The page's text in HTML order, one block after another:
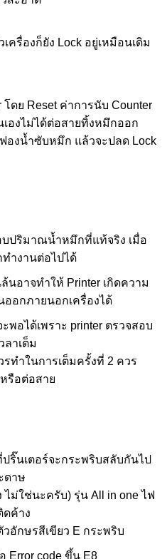
ครื่องก็ยัง Lock อยู่เหมือนเดิม
โดย Reset ค่าการนับ Counter
องไม่ได้ต่อสายทิ้งหมึกออก
องน้ำซับหมึก แล้วจะปลด Lock
บปริมาณน้ำหมึกที่แท้จริง เมื่อ
ำงานต่อไปได้
อาจทำให้ Printer เกิดความ
ออกภายนอกเครื่องได้
พอได้เพราะ printer ตรวจสอบ
าเต็ม
ทำในการเต็มครั้งที่ 2 ควร
รือต่อสาย
ริ๊นเตอร์จะกระพริบสลับกันไป
ดาษ
ม่ใช่นะครับ) รุ่น All in one ไฟ
ดค้าง
อักษรสีเขียว E กระพริบ
Error code ขึ้น E8